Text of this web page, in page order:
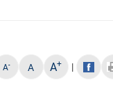
A- A A+ |